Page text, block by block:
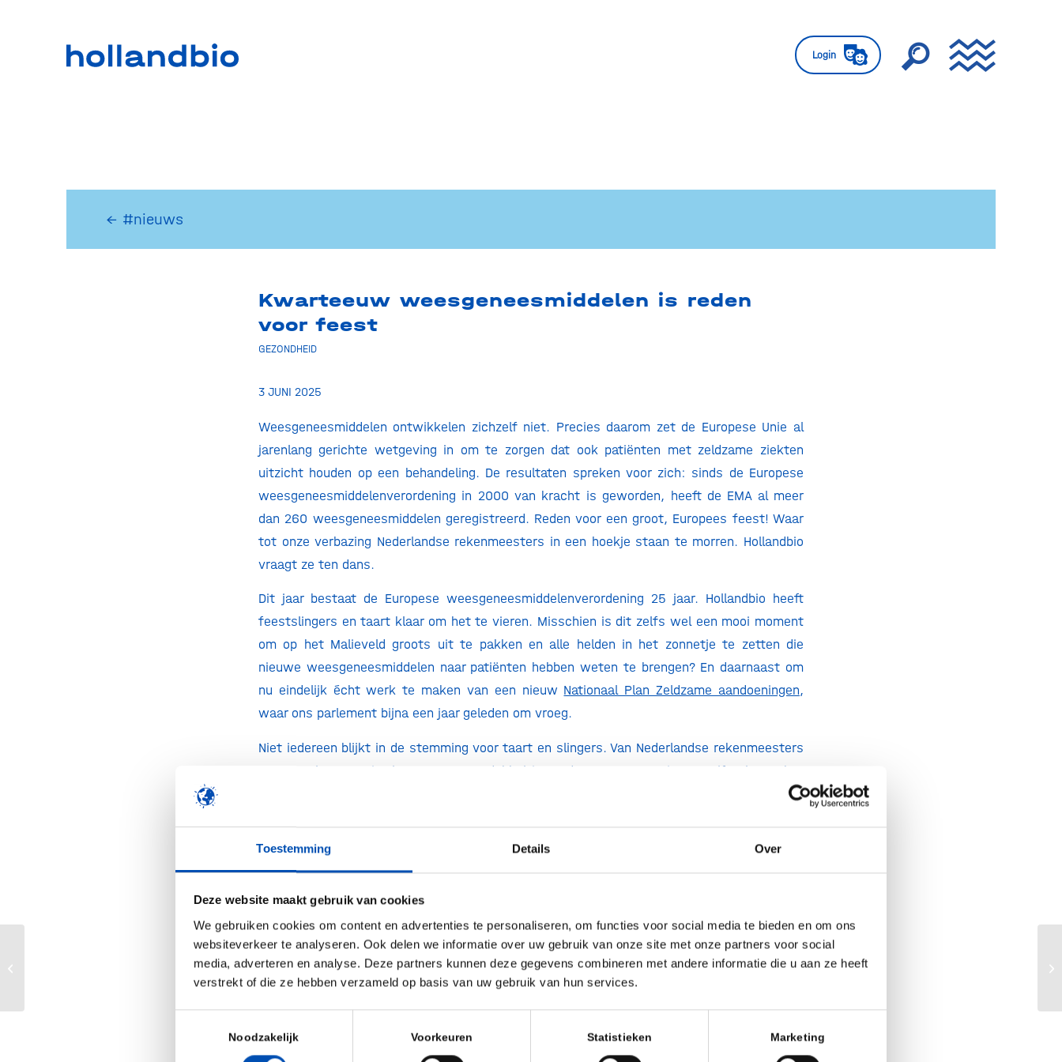
Toestemming Details Over
Deze website maakt gebruik van cookies
We gebruiken cookies om content en advertenties te personaliseren, om functies voor social media te bieden en om ons
websiteverkeer te analyseren. Ook delen we informatie over uw gebruik van onze site met onze partners voor social
media, adverteren en analyse. Deze partners kunnen deze gegevens combineren met andere informatie die u aan ze heeft
verstrekt of die ze hebben verzameld op basis van uw gebruik van hun services.
Noodzakelijk Voorkeuren Statistieken Marketing
Login
← #nieuws
Kwarteeuw weesgeneesmiddelen is reden
voor feest
GEZONDHEID
3 JUNI 2025
Weesgeneesmiddelen ontwikkelen zichzelf niet. Precies daarom zet de Europese Unie al
jarenlang gerichte wetgeving in om te zorgen dat ook patiënten met zeldzame ziekten
uitzicht houden op een behandeling. De resultaten spreken voor zich: sinds de Europese
weesgeneesmiddelenverordening in 2000 van kracht is geworden, heeft de EMA al meer
dan 260 weesgeneesmiddelen geregistreerd. Reden voor een groot, Europees feest! Waar
tot onze verbazing Nederlandse rekenmeesters in een hoekje staan te morren. Hollandbio
vraagt ze ten dans.
Dit jaar bestaat de Europese weesgeneesmiddelenverordening 25 jaar. Hollandbio heeft
feestslingers en taart klaar om het te vieren. Misschien is dit zelfs wel een mooi moment
om op het Malieveld groots uit te pakken en alle helden in het zonnetje te zetten die
nieuwe weesgeneesmiddelen naar patiënten hebben weten te brengen? En daarnaast om
nu eindelijk écht werk te maken van een nieuw Nationaal Plan Zeldzame aandoeningen,
waar ons parlement bijna een jaar geleden om vroeg.
Niet iedereen blijkt in de stemming voor taart en slingers. Van Nederlandse rekenmeesters
mag de vlag pas uit als we voor een dubbeltje op de eerste rang zitten, zelfs als we het
hier hebben over patiëntenlevens die we begin deze eeuw nog in de kou lieten staan. Na
om concurrentie aan te jagen. Ook de
rapport dat het voor een aantal – speciaal voor de publicatie geselecteerde –
geneesmiddelen na patentverloop lang duurt voordat concurrentie optreedt.
Geneesmiddelen op de markt brengen blijkt nog best een klus.
Weesgeneesmiddelen ontwikkelen zichzelf niet, dat wisten we al voordat we ze gingen
stimuleren. Kennelijk is de businesscase nog niet zo eenvoudig, en is concurrentie op
kleine aantallen behoorlijk uitdagend. Het is goed om dat vast te stellen, maar dat mag de